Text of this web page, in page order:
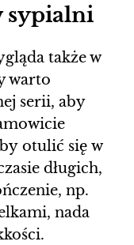
sypialni
także w
warto
serii, aby
otulić się w
długich,
np.
nada